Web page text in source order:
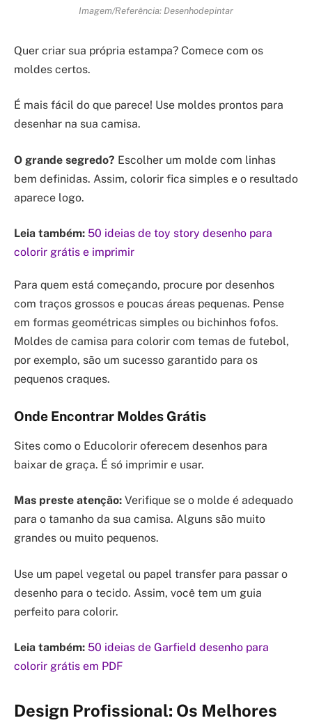
Imagem/Referência: Desenhodepintar
Quer criar sua própria estampa? Comece com os
moldes certos.
É mais fácil do que parece! Use moldes prontos para
desenhar na sua camisa.
O grande segredo? Escolher um molde com linhas
bem definidas. Assim, colorir fica simples e o resultado
aparece logo.
Leia também: 50 ideias de toy story desenho para
colorir grátis e imprimir
Para quem está começando, procure por desenhos
com traços grossos e poucas áreas pequenas. Pense
em formas geométricas simples ou bichinhos fofos.
Moldes de camisa para colorir com temas de futebol,
por exemplo, são um sucesso garantido para os
pequenos craques.
Onde Encontrar Moldes Grátis
Sites como o Educolorir oferecem desenhos para
baixar de graça. É só imprimir e usar.
Mas preste atenção: Verifique se o molde é adequado
para o tamanho da sua camisa. Alguns são muito
grandes ou muito pequenos.
Use um papel vegetal ou papel transfer para passar o
desenho para o tecido. Assim, você tem um guia
perfeito para colorir.
Leia também: 50 ideias de Garfield desenho para
colorir grátis em PDF
Design Profissional: Os Melhores